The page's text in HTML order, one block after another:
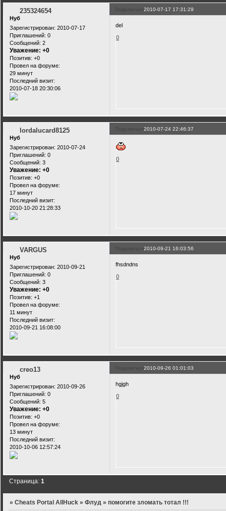
Поделиться2010-07-17 17:31:29
235324654
Нуб
Зарегистрирован: 2010-07-17
Приглашений: 0
Сообщений: 2
Уважение: +0
Позитив: +0
Провел на форуме:
29 минут
Последний визит:
2010-07-18 20:30:06
del
0
Поделиться2010-07-24 22:46:37
lordalucard8125
Нуб
Зарегистрирован: 2010-07-24
Приглашений: 0
Сообщений: 3
Уважение: +0
Позитив: +0
Провел на форуме:
17 минут
Последний визит:
2010-10-20 21:28:33
0
Поделиться2010-09-21 16:03:56
VARGUS
Нуб
Зарегистрирован: 2010-09-21
Приглашений: 0
Сообщений: 3
Уважение: +0
Позитив: +1
Провел на форуме:
11 минут
Последний визит:
2010-09-21 16:08:00
fhsdndns
0
Поделиться2010-09-26 01:01:03
creo13
Нуб
Зарегистрирован: 2010-09-26
Приглашений: 0
Сообщений: 5
Уважение: +0
Позитив: +0
Провел на форуме:
13 минут
Последний визит:
2010-10-06 12:57:24
hgjgh
0
Страница:1
»Cheats Portal AllHuck »Флуд »помогите зломать тотал !!!